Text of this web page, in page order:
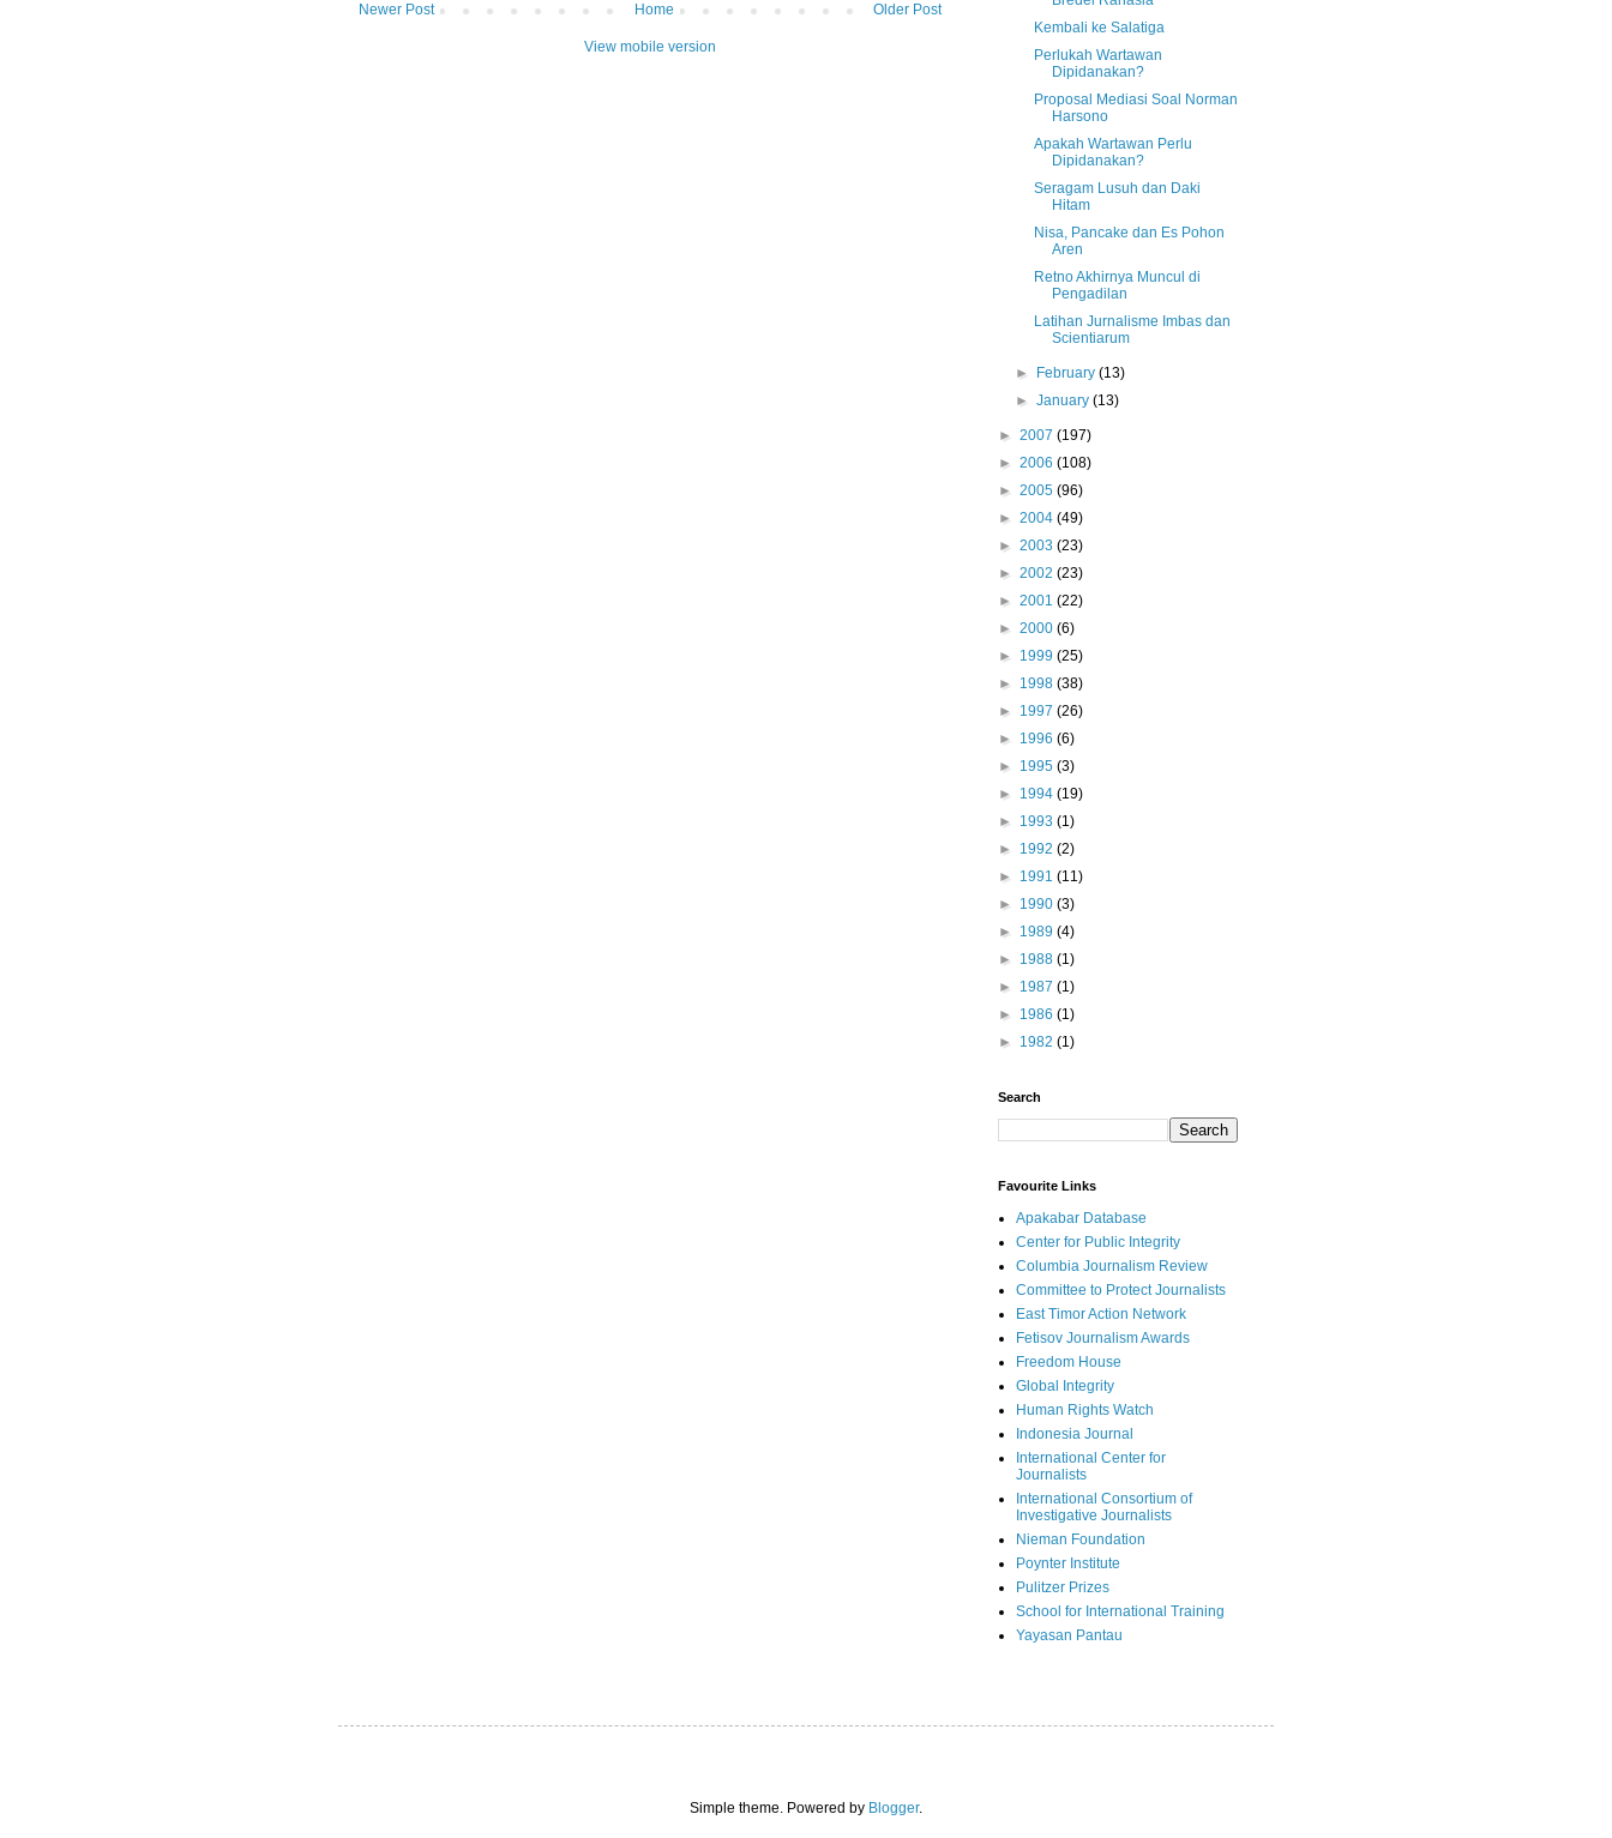
Newer Post Older Post
Home
View mobile version
Kembali ke Salatiga
Perlukah Wartawan
Dipidanakan?
Proposal Mediasi Soal Norman
Harsono
Apakah Wartawan Perlu
Dipidanakan?
Seragam Lusuh dan Daki
Hitam
Nisa, Pancake dan Es Pohon
Aren
Retno Akhirnya Muncul di
Pengadilan
Latihan Jurnalisme Imbas dan
Scientiarum
► February(13)
►January(13)
► 2007 (197)
► 2006 (108)
► 2005 (96)
► 2004 (49)
► 2003 (23)
► 2002 (23)
► 2001 (22)
► 2000 (6)
► 1999 (25)
► 1998 (38)
► 1997 (26)
► 1996 (6)
► 1995 (3)
► 1994 (19)
► 1993 (1)
► 1992 (2)
► 1991 (11)
► 1990 (3)
► 1989 (4)
► 1988 (1)
► 1987 (1)
► 1986 (1)
► 1982 (1)
Search
Favourite Links
Apakabar Database
Center for Public Integrity
Columbia Journalism Review
Committee to Protect Journalists
East Timor Action Network
Fetisov Journalism Awards
Freedom House
Global Integrity
Human Rights Watch
Indonesia Journal
International Center for
Journalists
International Consortium of
Investigative Journalists
Nieman Foundation
Poynter Institute
Pulitzer Prizes
School for International Training
Yayasan Pantau
Simple theme. Powered by Blogger.